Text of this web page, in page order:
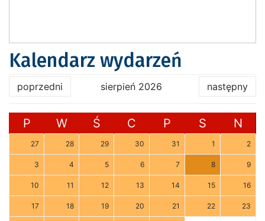
Kalendarz wydarzeń
poprzedni sierpień 2026 następny
P W Ś C P S N
27 28 29 30 31 1 2
3 4 5 6 7 8 9
10 11 12 13 14 15 16
17 18 19 20 21 22 23